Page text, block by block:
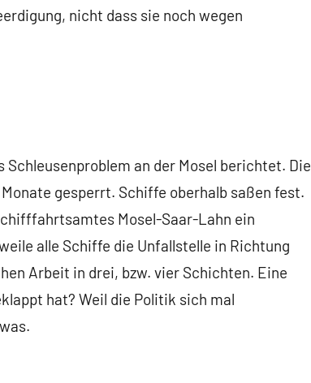
nicht dass sie noch wegen
an der Mosel berichtet. Die
gesperrt. Schiffe oberhalb saßen fest.
Mosel-Saar-Lahn ein
alle Schiffe die Unfallstelle in Richtung
Arbeit in drei, bzw. vier Schichten. Eine
hat? Weil die Politik sich mal